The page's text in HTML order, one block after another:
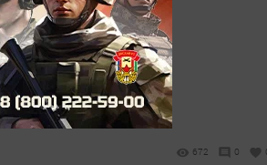
672 0